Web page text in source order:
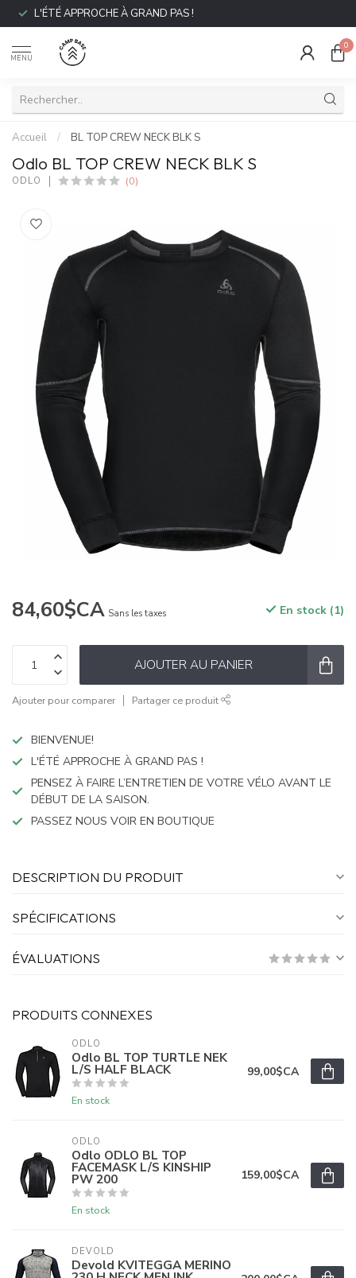
L'ÉTÉ APPROCHE À GRAND PAS !
MENU
0
Accueil / BL TOP CREW NECK BLK S
Odlo BL TOP CREW NECK BLK S
ODLO (0)
84,60$CA Sans les taxes En stock (1)
AJOUTER AU PANIER
Ajouter pour comparer Partager ce produit
BIENVENUE!
L'ÉTÉ APPROCHE À GRAND PAS !
PENSEZ À FAIRE L’ENTRETIEN DE VOTRE VÉLO AVANT LE
DÉBUT DE LA SAISON.
PASSEZ NOUS VOIR EN BOUTIQUE
DESCRIPTION DU PRODUIT
SPÉCIFICATIONS
ÉVALUATIONS
PRODUITS CONNEXES
ODLO
Odlo BL TOP TURTLE NEK
L/S HALF BLACK
En stock
99,00$CA
ODLO
Odlo ODLO BL TOP
FACEMASK L/S KINSHIP
PW 200
En stock
159,00$CA
DEVOLD
Devold KVITEGGA MERINO